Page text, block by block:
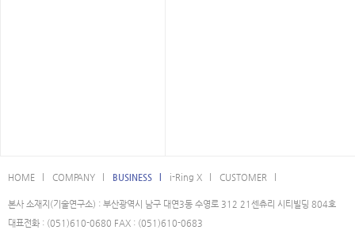
HOME l COMPANY l BUSINESS l i-Ring X l CUSTOMER l
본사 소재지(기술연구소) : 부산광역시 남구 대연3동 수영로 312 21센츄리 시티빌딩 804호
대표전화 : (051)610-0680 FAX : (051)610-0683